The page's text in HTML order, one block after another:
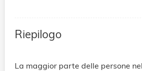
Riepilogo
La maggior parte delle persone